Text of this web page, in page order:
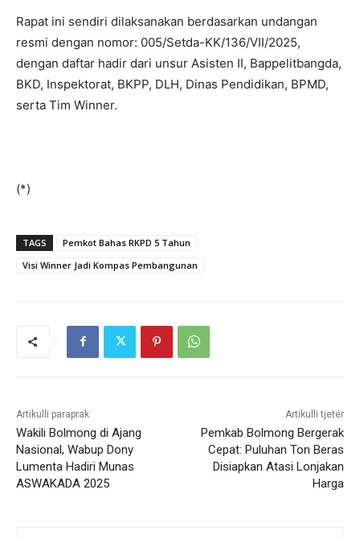
Rapat ini sendiri dilaksanakan berdasarkan undangan
resmi dengan nomor: 005/Setda-KK/136/VII/2025,
dengan daftar hadir dari unsur Asisten II, Bappelitbangda,
BKD, Inspektorat, BKPP, DLH, Dinas Pendidikan, BPMD,
serta Tim Winner.
(*)
TAGS
Pemkot Bahas RKPD 5 Tahun
Visi Winner Jadi Kompas Pembangunan
Artikulli paraprak
Wakili Bolmong di Ajang
Nasional, Wabup Dony
Lumenta Hadiri Munas
ASWAKADA 2025
Artikulli tjetër
Pemkab Bolmong Bergerak
Cepat: Puluhan Ton Beras
Disiapkan Atasi Lonjakan
Harga